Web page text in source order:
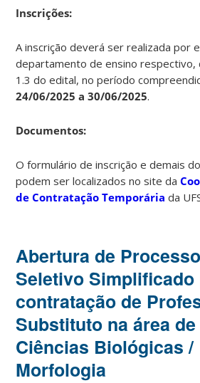
Inscrições:
A inscrição deverá ser realizada por
departamento de ensino respectivo,
1.3 do edital, no período
24/06/2025 a 30/06/2025.
Documentos:
O formulário de inscrição e demais
podem ser localizados no site da
de Contratação Temporária da
Abertura de Processo
Seletivo Simplificado
contratação de
Substituto na área de
Ciências Biológicas /
Morfologia